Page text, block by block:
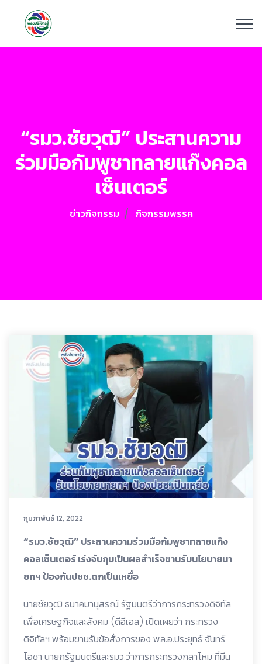
“รมว.ชัยวุฒิ” ประสานความ
ร่วมมือกัมพูชาทลายแก๊งคอล
เซ็นเตอร์
ข่าวกิจกรรม กิจกรรมพรรค
กุมภาพันธ์ 12, 2022
“รมว.ชัยวุฒิ” ประสานความร่วมมือกัมพูชาทลายแก๊ง
คอลเซ็นเตอร์ เร่งจับกุมเป็นผลสำเร็จขานรับนโยบายนา
ยกฯ ป้องกันปชช.ตกเป็นเหยื่อ
นายชัยวุฒิ ธนาคมานุสรณ์ รัฐมนตรีว่าการกระทรวงดิจิทัล
เพื่อเศรษฐกิจและสังคม (ดีอีเอส) เปิดเผยว่า กระทรวง
ดิจิทัลฯ พร้อมขานรับข้อสั่งการของ พล.อ.ประยุทธ์ จันทร์
โอชา นายกรัฐมนตรีและรมว.ว่าการกระทรวงกลาโหม ที่มีน